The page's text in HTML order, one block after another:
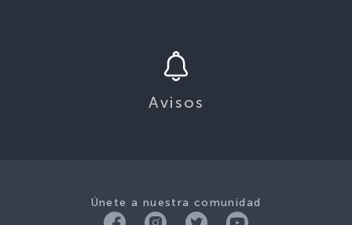
Avisos
Únete a nuestra comunidad